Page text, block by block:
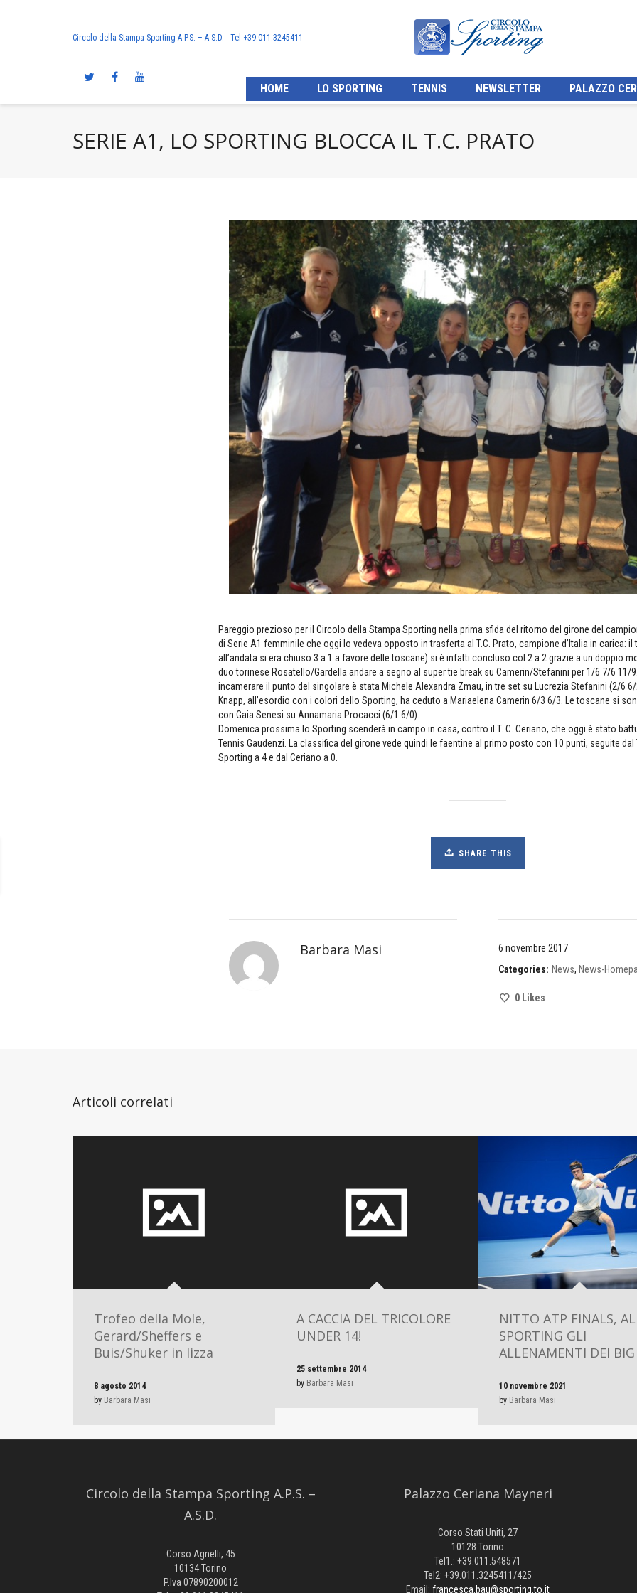
Circolo della Stampa Sporting A.P.S. – A.S.D. - Tel +39.011.3245411
HOME LO SPORTING TENNIS NEWSLETTER PALAZZO
SERIE A1, LO SPORTING BLOCCA IL T.C. PRATO
Pareggio prezioso per il Circolo della Stampa Sporting nella prima sfida del ritorno del girone del
di Serie A1 femminile che oggi lo vedeva opposto in trasferta al T.C. Prato, campione d’Italia in carica:
all’andata si era chiuso 3 a 1 a favore delle toscane) si è infatti concluso col 2 a 2 grazie a un doppio
duo torinese Rosatello/Gardella andare a segno al super tie break su Camerin/Stefanini per 1/6 7/6 11/
incamerare il punto del singolare è stata Michele Alexandra Zmau, in tre set su Lucrezia Stefanini (2/6
Knapp, all’esordio con i colori dello Sporting, ha ceduto a Mariaelena Camerin 6/3 6/3. Le toscane si
con Gaia Senesi su Annamaria Procacci (6/1 6/0).
Domenica prossima lo Sporting scenderà in campo in casa, contro il T. C. Ceriano, che oggi è stato
Tennis Gaudenzi. La classifica del girone vede quindi le faentine al primo posto con 10 punti, seguite dal
Sporting a 4 e dal Ceriano a 0.
SHARE THIS
Barbara Masi
6 novembre 2017
Categories: News, News-
0Likes
Articoli correlati
Trofeo della Mole,
Gerard/Sheffers e
Buis/Shuker in lizza
8 agosto 2014
by Barbara Masi
A CACCIA DEL TRICOLORE
UNDER 14!
25 settembre 2014
by Barbara Masi
NITTO ATP FINALS,
SPORTING GLI
ALLENAMENTI DEI BIG
10 novembre 2021
by Barbara Masi
Circolo della Stampa Sporting A.P.S. –
A.S.D.
Corso Agnelli, 45
10134 Torino
P.Iva 07890200012
Palazzo Ceriana Mayneri
Corso Stati Uniti, 27
10128 Torino
Tel1.: +39.011.548571
Tel2: +39.011.3245411/425
Email: francesca.bau@sporting.to.it